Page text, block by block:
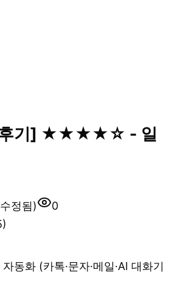
후기] ★★★★☆ - 일
정됨)
0
동화 (카톡·문자·메일·AI 대화기